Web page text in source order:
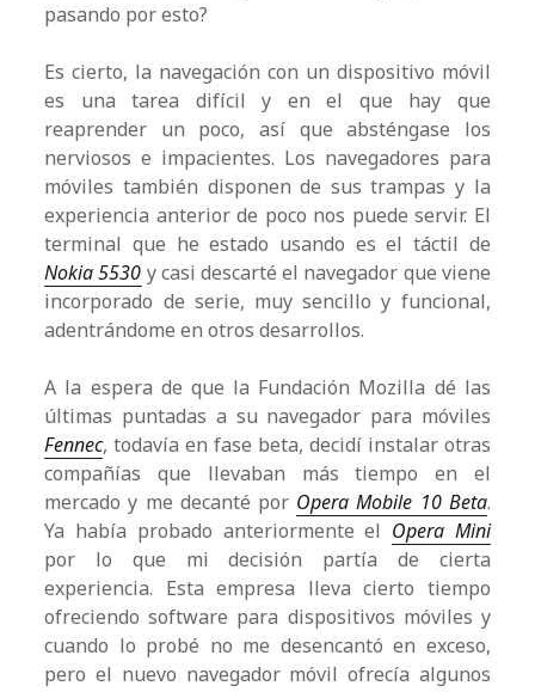
pasando por esto?
Es cierto, la navegación con un dispositivo móvil
es una tarea difícil y en el que hay que
reaprender un poco, así que absténgase los
nerviosos e impacientes. Los navegadores para
móviles también disponen de sus trampas y la
experiencia anterior de poco nos puede servir. El
terminal que he estado usando es el táctil de
Nokia 5530 y casi descarté el navegador que viene
incorporado de serie, muy sencillo y funcional,
adentrándome en otros desarrollos.
A la espera de que la Fundación Mozilla dé las
últimas puntadas a su navegador para móviles
Fennec, todavía en fase beta, decidí instalar otras
compañías que llevaban más tiempo en el
mercado y me decanté por Opera Mobile 10 Beta.
Ya había probado anteriormente el Opera Mini
por lo que mi decisión partía de cierta
experiencia. Esta empresa lleva cierto tiempo
ofreciendo software para dispositivos móviles y
cuando lo probé no me desencantó en exceso,
pero el nuevo navegador móvil ofrecía algunos